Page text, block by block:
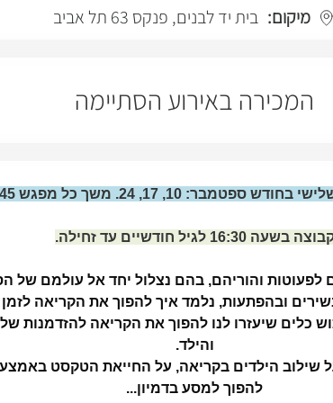
מיקום: בית יד לבנים, פנקס 63 תל אביב
המכירה באירוע הסתיימה
ספטמבר: 10, 17, 24. משך כל מפגש 45 דקות בקירוב.
בשעה 16:30 לגיל חודשיים עד זחילה.
לפעוטות והוריהם, בהם נצלול יחד אל עולמם של
בשירים ובהפתעות, נלמד איך להפוך את הקריאה
כלים שיעזרו לנו להפוך את הקריאה להזדמנות
והילד.
הילדים בקריאה, על החייאת הטקסט
להפוך למסע בדמיון...